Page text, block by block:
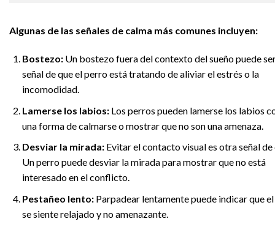
Algunas de las señales de calma más comunes incluyen:
Bostezo:Un bostezo fuera del contexto del sueño puede
señal de que el perro está tratando de aliviar el estrés o la
incomodidad.
Lamerse los labios:Los perros pueden lamerse los labios
una forma de calmarse o mostrar que no son una amenaza.
Desviar la mirada:Evitar el contacto visual es otra señal de
Un perro puede desviar la mirada para mostrar que no está
interesado en el conflicto.
Pestañeo lento:Parpadear lentamente puede indicar que
se siente relajado y no amenazante.